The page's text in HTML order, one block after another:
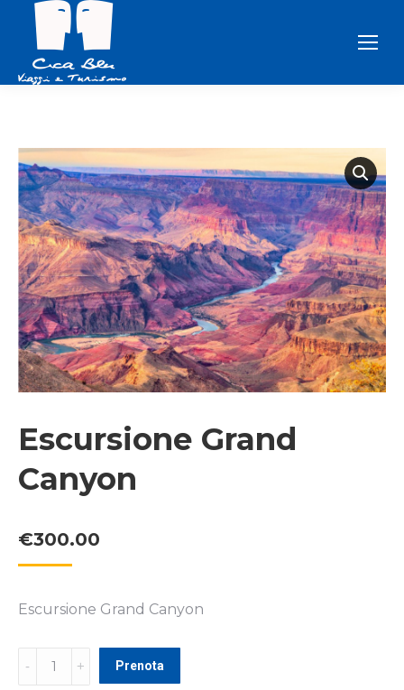
Escursione Grand
Canyon
€300.00
Escursione Grand Canyon
Escursione
Prenota